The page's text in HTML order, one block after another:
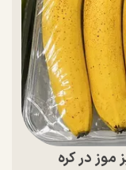
موز در کره